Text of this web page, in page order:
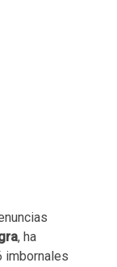
, ha
imbornales